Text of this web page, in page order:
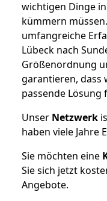
wichtigen Dinge
kümmern
umfangreiche
Lübeck nach
Größenordnung
garantieren, dass
passende Lösung
Unser Netzwerk
haben viele Jahre
Sie möchten eine
Sie sich jetzt
Angebote.